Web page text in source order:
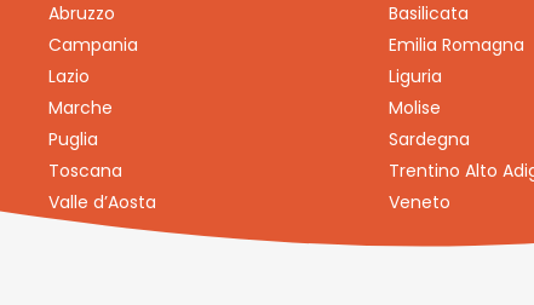
Abruzzo Basilicata
Campania
Emilia Romagna
Lazio
Liguria
Marche
Molise
Puglia
Sardegna
Toscana
Trentino Alto
Valle d’Aosta
Veneto